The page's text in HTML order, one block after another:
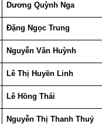
Dương Quỳnh Nga
Đặng Ngọc Trung
Nguyễn Văn Huỳnh
Lê Thị Huyền Linh
Lê Hồng Thái
Nguyễn Thị Thanh Thuỷ